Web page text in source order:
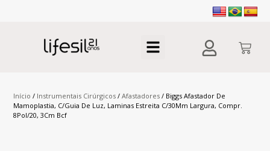
Início / Instrumentais Cirúrgicos /Afastadores / Biggs Afastador De
Mamoplastia, C/Guia De Luz, Laminas Estreita C/30Mm Largura, Compr.
8Pol/20, 3Cm Bcf